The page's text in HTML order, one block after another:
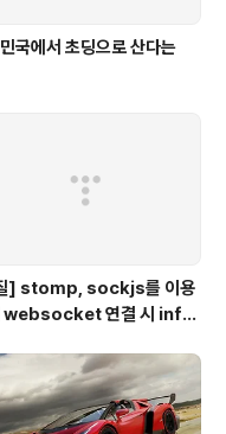
국에서 초딩으로 산다는
] stomp, sockjs를 이용
websocket 연결 시 info